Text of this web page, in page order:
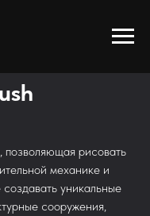
рисовать
механике и
уникальные
сооружения,